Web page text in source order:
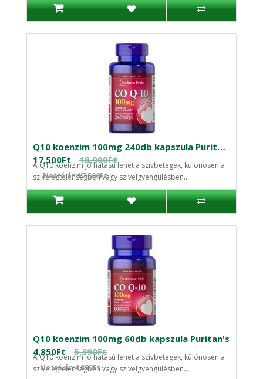
Q10 koenzim 100mg 240db kapszula Puritan's
A Q10 koenzim jó hatású lehet a szívbetegek, különösen a
szívelégtelenségben vagy szívelgyengülésben..
17,500Ft 18,900Ft
Nettó ár:17,500Ft
Q10 koenzim 100mg 60db kapszula Puritan's
A Q10 koenzim jó hatású lehet a szívbetegek, különösen a
szívelégtelenségben vagy szívelgyengülésben..
4,850Ft 5,390Ft
Nettó ár:4,850Ft